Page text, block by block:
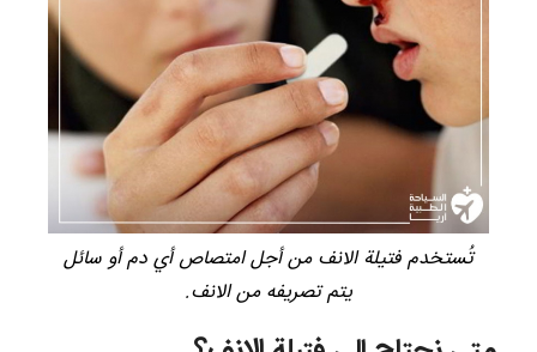
تُستخدم فتيلة الانف من أجل امتصاص أي دم أو سائل
يتم تصريفه من الانف.